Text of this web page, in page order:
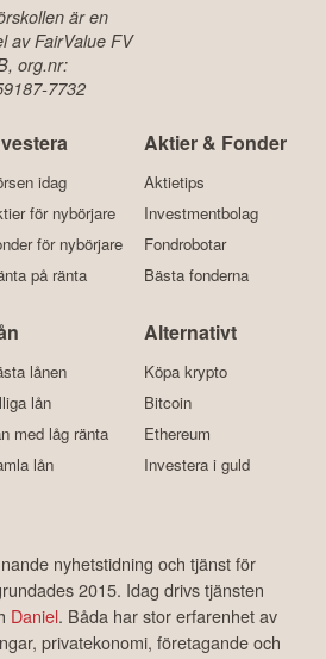
är en
av FairValue FV
org.nr:
7732
idag
för nybörjare
för nybörjare
på ränta
Aktier & Fonder
Aktietips
Investmentbolag
Fondrobotar
Bästa fonderna
lånen
lån
med låg ränta
lån
Alternativt
Köpa krypto
Bitcoin
Ethereum
Investera i guld
nyhetstidning och tjänst för
2015. Idag drivs tjänsten
Daniel. Båda har stor erfarenhet av
privatekonomi, företagande och